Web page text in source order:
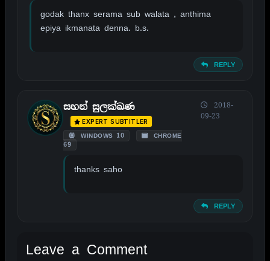
godak thanx serama sub walata , anthima
epiya ikmanata denna. b.s.
REPLY
සහන් සුලක්ඛණ
EXPERT SUBTITLER
WINDOWS 10
CHROME
69
2018-
09-23
thanks saho
REPLY
Leave a Comment